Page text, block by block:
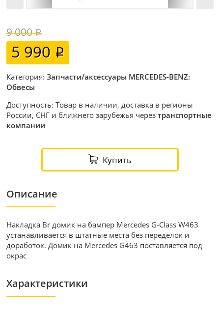
9 000
5 990
Категория:Запчасти/аксессуары MERCEDES-BENZ:
Обвесы
Доступность: Товар в наличии, доставка в регионы
России, СНГ и ближнего зарубежья черезтранспортные
компании
Купить
Описание
Накладка Br домик на бампер Mercedes G-Class W463
устанавливается в штатные места без переделок и
доработок. Домик на Mercedes G463 поставляется под
окрас
Характеристики